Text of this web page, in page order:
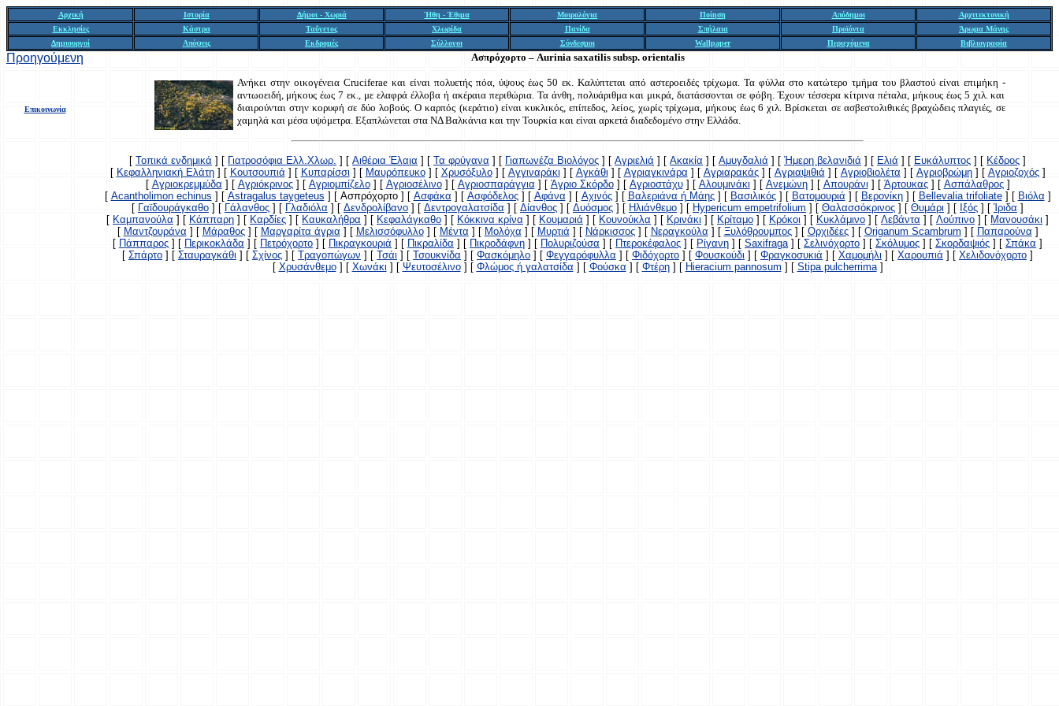
Αρχική Ιστορία Δήμοι - Χωριά Ήθη - Έθιμα Μοιρολόγια Ποίηση Απόδημοι
Αρχιτεκτονική
Εκκλησίες
Κάστρα Ταΰγετος Χλωρίδα Πανίδα Σπήλαια Προϊόντα
Άρωμα Μάνης
Δημιουργοί
Απόψεις Εκδρομές Σύλλογοι Σύνδεσμοι Wallpaper Περιεχόμενα Βιβλιογραφία
Προηγούμενη
Επικοινωνία
Ασπρόχορτο – Aurinia saxatilis subsp. orientalis
Ανήκει στην οικογένεια Cruciferae και είναι πολυετής πόα, ύψους έως 50 εκ. Καλύπτεται από αστεροειδές τρίχωμα. Τα φύλλα στο κατώτερο τμήμα του βλαστού είναι επιμήκη -
αντωοειδή, μήκους έως 7 εκ., με ελαφρά έλλοβα ή ακέραια περιθώρια. Τα άνθη, πολυάριθμα και μικρά, διατάσσονται σε φόβη. Έχουν τέσσερα κίτρινα πέταλα, μήκους έως 5 χιλ. και
διαιρούνται στην κορυφή σε δύο λοβούς. Ο καρπός (κεράτιο) είναι κυκλικός, επίπεδος, λείος, χωρίς τρίχωμα, μήκους έως 6 χιλ. Βρίσκεται σε ασβεστολιθικές βραχώδεις πλαγιές, σε
χαμηλά και μέσα υψόμετρα. Εξαπλώνεται στα ΝΔ Βαλκάνια και την Τουρκία και είναι αρκετά διαδεδομένο στην Ελλάδα.
[ Τοπικά ενδημικά ] [ Γιατροσόφια Ελλ.Χλωρ. ] [ Αιθέρια Έλαια ] [ Τα φρύγανα ] [ Γιαπωνέζα Βιολόγος ] [ Αγριελιά ] [ Ακακία ] [ Αμυγδαλιά ] [ Ήμερη βελανιδιά ] [ Ελιά ] [ Ευκάλυπτος ] [ Κέδρος ]
[ Κεφαλληνιακή Ελάτη] [ Κουτσουπιά ] [ Κυπαρίσσι] [ Μαυρόπευκο] [ Χρυσόξυλο] [ Αγγιναράκι] [ Αγκάθι] [ Αγριαγκινάρα ] [ Αγριαρακάς] [ Αγριαψιθιά ] [ Αγριοβιολέτα ] [ Αγριοβρώμη] [ Αγριοζοχός]
[ Αγριοκρεμμύδα ] [ Αγριόκρινος] [ Αγριομπίζελο] [ Αγριοσέλινο] [ Αγριοσπαράγγια ] [ Άγριο Σκόρδο] [ Αγριοστάχυ] [ Αλουμινάκι] [ Ανεμώνη] [ Απουράνι] [ Άρτουκας] [ Ασπάλαθρος]
[ Acantholimon echinus ] [ Astragalus taygeteus ] [ Ασπρόχορτο ] [ Ασφάκα ] [ Ασφόδελος] [ Αφάνα ] [ Αχινός] [ Βαλεριάνα ή Μάης] [ Βασιλικός] [ Βατομουριά ] [ Βερονίκη] [ Bellevalia trifoliate] [ Βιόλα ]
[ Γαϊδουράγκαθο ] [ Γάλανθος ] [ Γλαδιόλα ] [ Δενδρολίβανο ] [ Δεντρογαλατσίδα ] [ Δίανθος ] [ Δυόσμος ] [ Ηλιάνθεμο ] [ Hypericum empetrifolium ] [ Θαλασσόκρινος ] [ Θυμάρι ] [ Ιξός ] [Ίριδα ]
[ Καμπανούλα ] [ Κάππαρη ] [ Καρδίες ] [ Καυκαλήθρα ] [ Κεφαλάγκαθο ] [ Κόκκινα κρίνα ] [ Κουμαριά ] [ Κουνούκλα ] [ Κρινάκι ] [ Κρίταμο ] [ Κρόκοι ] [ Κυκλάμινο ] [ Λεβάντα ] [ Λούπινο ] [ Μανουσάκι ]
[ Μαντζουράνα ] [ Μάραθος] [ Μαργαρίτα άγρια ] [ Μελισσόφυλλο] [ Μέντα ] [ Μολόχα ] [ Μυρτιά ] [ Νάρκισσος] [ Νεραγκούλα ] [ Ξυλόθρουμπος] [ Ορχιδέες] [ Origanum Scambrum ] [ Παπαρούνα ]
[ Πάππαρος ] [ Περικοκλάδα ] [ Πετρόχορτο ] [ Πικραγκουριά ] [ Πικραλίδα ] [ Πικροδάφνη ] [ Πολυριζούσα ] [ Πτεροκέφαλος ] [ Ρίγανη ] [ Saxifraga] [ Σελινόχορτο ] [ Σκόλυμος ] [ Σκορδαψιός ] [ Σπάκα ]
[ Σπάρτο ] [ Σταυραγκάθι ] [ Σχίνος ] [ Τραγοπώγων ] [ Τσάι ] [ Τσουκνίδα ] [ Φασκόμηλο ] [ Φεγγαρόφυλλα ] [ Φιδόχορτο ] [ Φουσκούδι ] [ Φραγκοσυκιά ] [ Χαμομήλι ] [ Χαρουπιά ] [ Χελιδονόχορτο ]
[ Χρυσάνθεμο] [ Χωνάκι] [ Ψευτοσέλινο] [ Φλώμος ή γαλατσίδα ] [ Φούσκα ] [ Φτέρη] [ Hieracium pannosum ] [ Stipa pulcherrima]